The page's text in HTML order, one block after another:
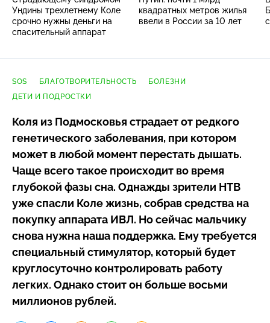
Ундины трехлетнему Коле
срочно нужны деньги на
спасительный аппарат
квадратных метров жилья
ввели в России за 10 лет
SOS БЛАГОТВОРИТЕЛЬНОСТЬ
БОЛЕЗНИ
ДЕТИ И ПОДРОСТКИ
Коля из Подмосковья страдает от редкого
генетического заболевания, при котором
может в любой момент перестать дышать.
Чаще всего такое происходит во время
глубокой фазы сна. Однажды зрители НТВ
уже спасли Коле жизнь, собрав средства на
покупку аппарата ИВЛ. Но сейчас мальчику
снова нужна наша поддержка. Ему требуется
специальный стимулятор, который будет
круглосуточно контролировать работу
легких. Однако стоит он больше восьми
миллионов рублей.